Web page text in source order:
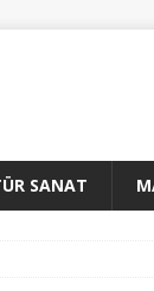
SANAT